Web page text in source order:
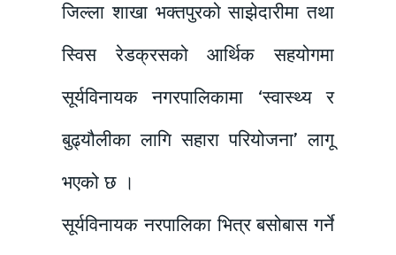
जिल्ला शाखा भक्तपुरको साझेदारीमा तथा
स्विस रेडक्रसको आर्थिक सहयोगमा
सूर्यविनायक नगरपालिकामा ‘स्वास्थ्य र
बुढ्यौलीका लागि सहारा परियोजना’ लागू
भएको छ ।
सूर्यविनायक नरपालिका भित्र बसोबास गर्ने